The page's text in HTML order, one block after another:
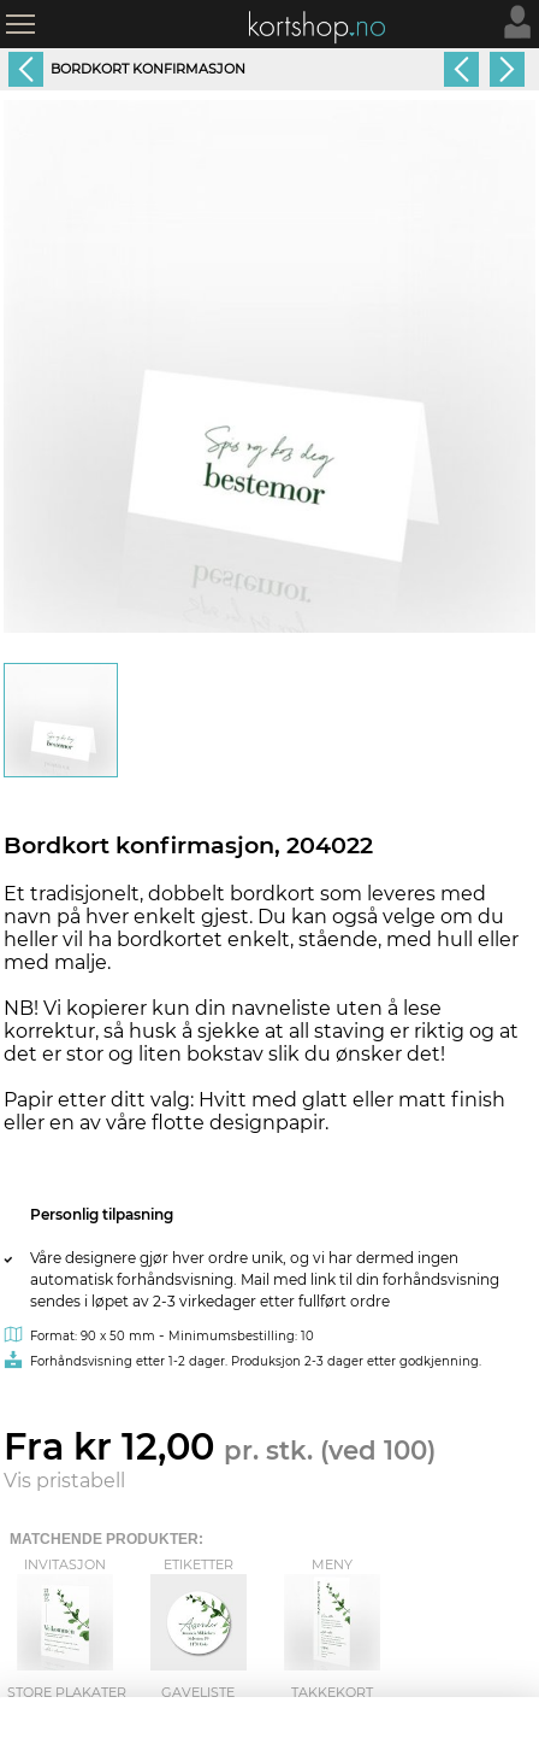
BORDKORT KONFIRMASJON
Bordkort konfirmasjon, 204022
Et tradisjonelt, dobbelt bordkort som leveres med
navn på hver enkelt gjest. Du kan også velge om du
heller vil ha bordkortet enkelt, stående, med hull eller
med malje.
NB! Vi kopierer kun din navneliste uten å lese
korrektur, så husk å sjekke at all staving er riktig og at
det er stor og liten bokstav slik du ønsker det!
Papir etter ditt valg: Hvitt med glatt eller matt finish
eller en av våre flotte designpapir.
Personlig tilpasning
Våre designere gjør hver ordre unik, og vi har dermed ingen
automatisk forhåndsvisning. Mail med link til din forhåndsvisning
sendes i løpet av 2-3 virkedager etter fullført ordre
Format: 90 x 50 mm - Minimumsbestilling: 10
Forhåndsvisning etter 1-2 dager. Produksjon 2-3 dager etter godkjenning.
Fra kr 12,00 pr. stk. (ved 100)
Vis pristabell
MATCHENDE PRODUKTER:
INVITASJON
ETIKETTER MENY
STORE PLAKATER GAVELISTE TAKKEKORT